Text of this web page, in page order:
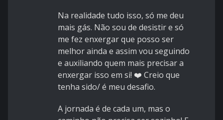
Na realidade tudo isso, só me deu
mais gás. Não sou de desistir e só
me fez enxergar que posso ser
melhor ainda e assim vou seguindo
e auxiliando quem mais precisar a
enxergar isso em si! ❤️ Creio que
tenha sido/ é meu desafio.
A jornada é de cada um, mas o